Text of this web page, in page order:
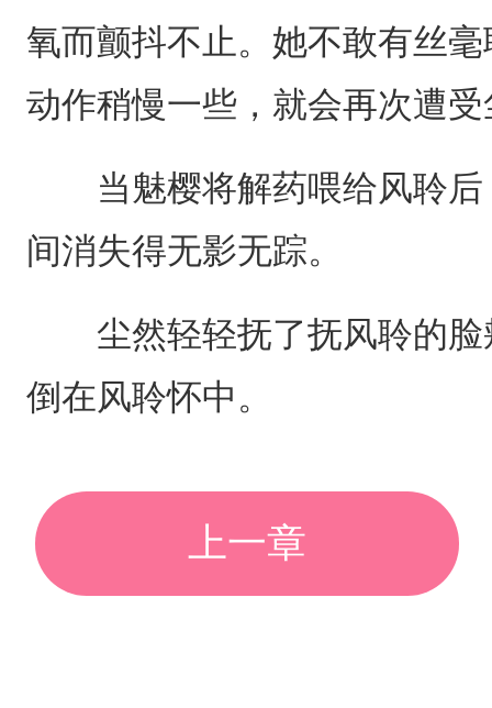
氧而颤抖不止。她不敢有丝
动作稍慢一些，就会再次遭
当魅樱将解药喂给风聆后
间消失得无影无踪。
尘然轻轻抚了抚风聆的脸
倒在风聆怀中。
上一章